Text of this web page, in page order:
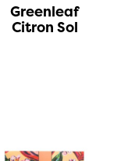
Greenleaf
Citron Sol